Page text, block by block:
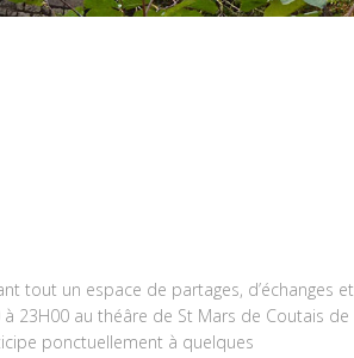
tout un espace de partages, d’échanges et
23H00 au théâre de St Mars de Coutais de
ponctuellement à quelques